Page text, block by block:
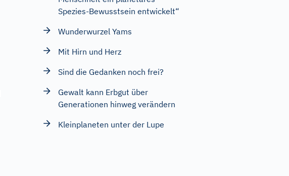
Spezies-Bewusstsein entwickelt“
Wunderwurzel Yams
Mit Hirn und Herz
Sind die Gedanken noch frei?
Gewalt kann Erbgut über
Generationen hinweg verändern
Kleinplaneten unter der Lupe